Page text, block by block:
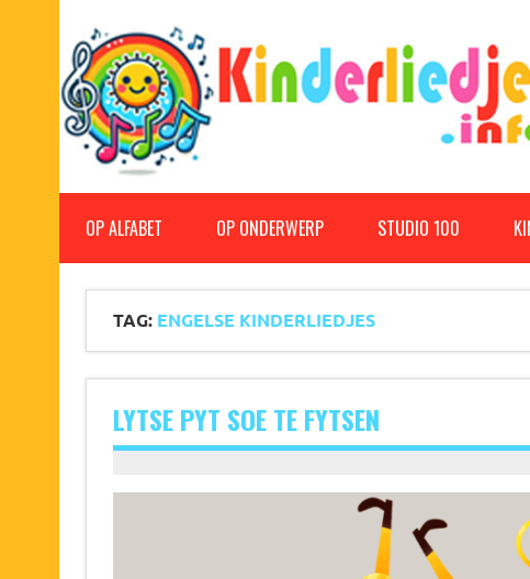
Kinderliedjes
OP ALFABET OP ONDERWERP STUDIO 100
TAG: ENGELSE KINDERLIEDJES
LYTSE PYT SOE TE FYTSEN